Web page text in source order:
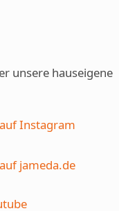
unsere hauseigene
Instagram
jameda.de